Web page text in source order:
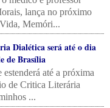
lança no próximo
Memóri...
Dialética será até o dia
de Brasília
até a próxima
de Critica Literária
...